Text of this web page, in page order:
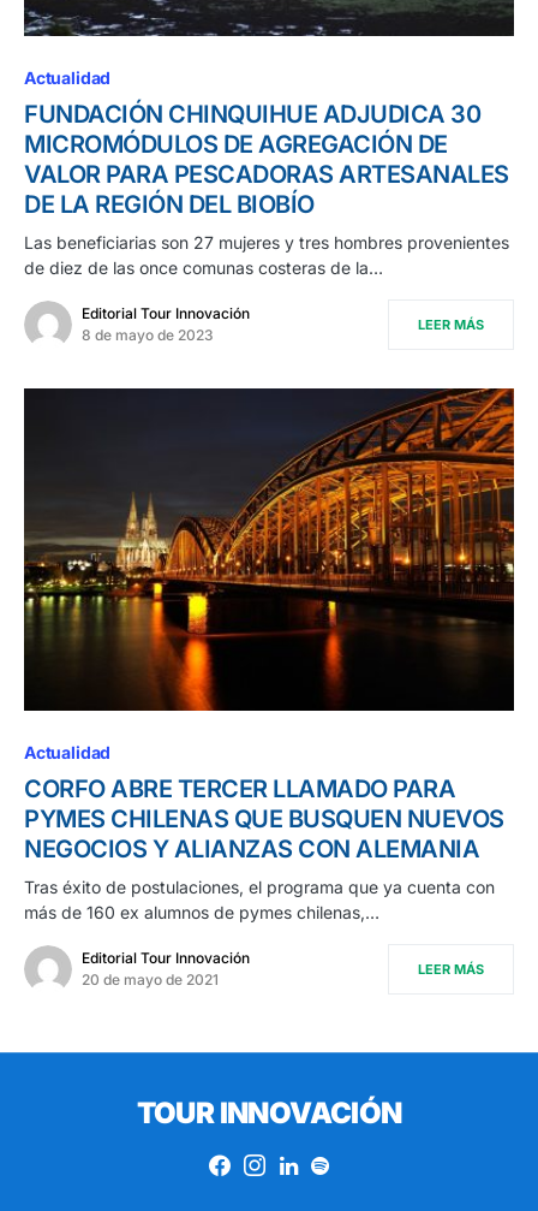
Actualidad
FUNDACIÓN CHINQUIHUE ADJUDICA 30
MICROMÓDULOS DE AGREGACIÓN DE
VALOR PARA PESCADORAS ARTESANALES
DE LA REGIÓN DEL BIOBÍO
Las beneficiarias son 27 mujeres y tres hombres provenientes
de diez de las once comunas costeras de la…
Editorial Tour Innovación
8 de mayo de 2023
LEER MÁS
Actualidad
CORFO ABRE TERCER LLAMADO PARA
PYMES CHILENAS QUE BUSQUEN NUEVOS
NEGOCIOS Y ALIANZAS CON ALEMANIA
Tras éxito de postulaciones, el programa que ya cuenta con
más de 160 ex alumnos de pymes chilenas,…
Editorial Tour Innovación
20 de mayo de 2021
LEER MÁS
TOUR INNOVACIÓN